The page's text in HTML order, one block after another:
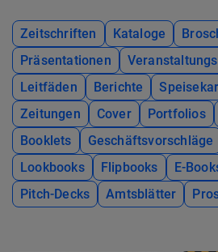
Zeitschriften Kataloge
Präsentationen
Leitfäden
Berichte
Zeitungen
Cover Portfolios
Booklets
Geschäftsvorschläge
Lookbooks
Flipbooks E-
Pitch-Decks
Amtsblätter